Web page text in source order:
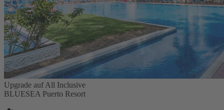
Upgrade auf All Inclusive
BLUESEA Puerto Resort